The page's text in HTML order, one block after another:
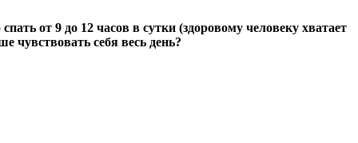
от 9 до 12 часов в сутки (здоровому человеку хватает
чувствовать себя весь день?